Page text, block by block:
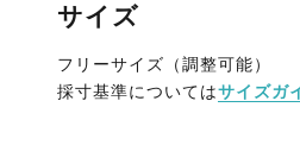
サイズ
フリーサイズ（調整可能）
採寸基準についてはサイズガ